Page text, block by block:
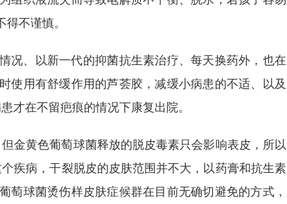
不谨慎。
况、以新一代的抑菌抗生素治疗、每天换药外，也在
使用有舒缓作用的芦荟胶，减缓小病患的不适、以及
才在不留疤痕的情况下康复出院。
金黄色葡萄球菌释放的脱皮毒素只会影响表皮，所以
疾病，干裂脱皮的皮肤范围并不大，以药膏和抗生素
球菌烫伤样皮肤症候群在目前无确切避免的方式，